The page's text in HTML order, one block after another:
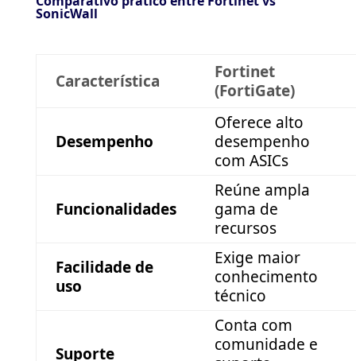
SonicWall
Característica
Fortinet
(FortiGate)
Desempenho
Oferece alto
desempenho
com ASICs
Funcionalidades
Reúne ampla
gama de
recursos
Facilidade de
uso
Exige maior
conhecimento
técnico
Suporte
Conta com
comunidade e